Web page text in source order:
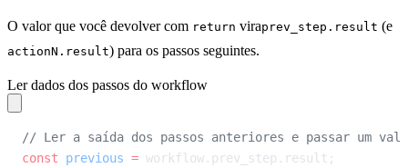
O valor que você devolver com return viraprev_step.result (e
actionN.result) para os passos seguintes.
Ler dados dos passos do workflow
// Ler a saída dos passos anteriores e passar um
const previous = workflow.prev_step.result;